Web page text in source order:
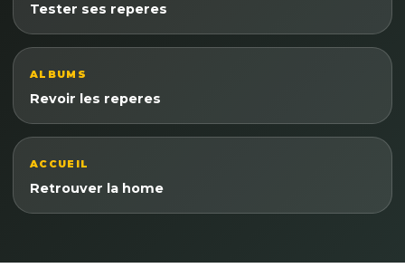
Tester ses reperes
ALBUMS
Revoir les reperes
ACCUEIL
Retrouver la home